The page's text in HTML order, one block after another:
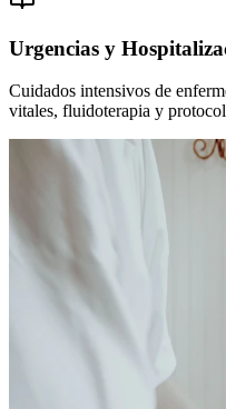
Urgencias y
Cuidados intensivos de
vitales, fluidoterapia y